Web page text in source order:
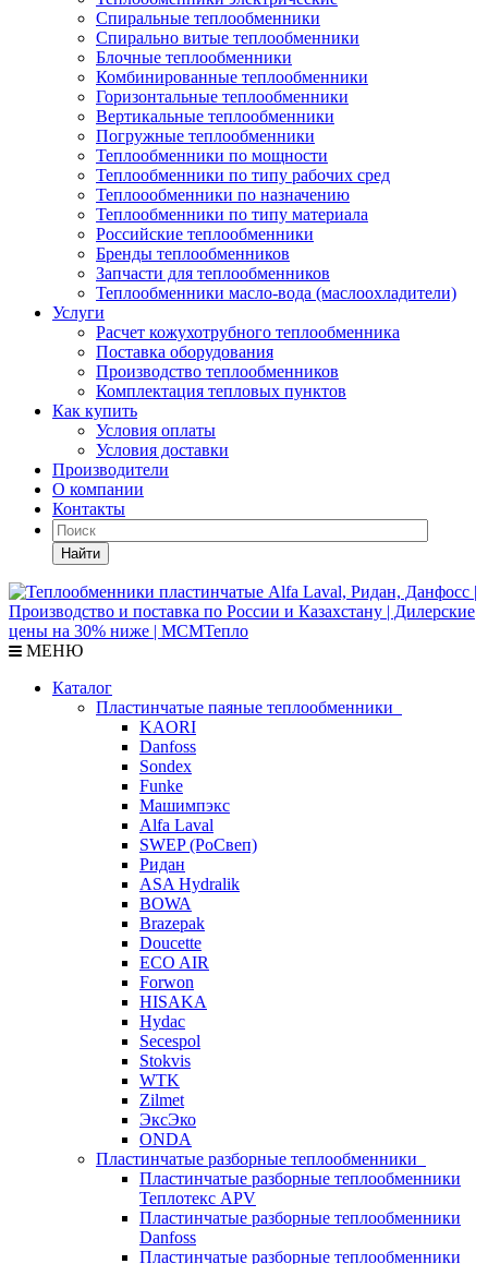
Спиральные теплообменники
Спирально витые теплообменники
Блочные теплообменники
Комбинированные теплообменники
Горизонтальные теплообменники
Вертикальные теплообменники
Погружные теплообменники
Теплообменники по мощности
Теплообменники по типу рабочих сред
Теплоообменники по назначению
Теплообменники по типу материала
Российские теплообменники
Бренды теплообменников
Запчасти для теплообменников
Теплообменники масло-вода (маслоохладители)
Услуги
Расчет кожухотрубного теплообменника
Поставка оборудования
Производство теплообменников
Комплектация тепловых пунктов
Как купить
Условия оплаты
Условия доставки
Производители
О компании
Контакты
Найти
МЕНЮ
Каталог
Пластинчатые паяные теплообменники
KAORI
Danfoss
Sondex
Funke
Машимпэкс
Alfa Laval
SWEP (РоСвеп)
Ридан
ASA Hydralik
BOWA
Brazepak
Doucette
ECO AIR
Forwon
HISAKA
Hydac
Secespol
Stokvis
WTK
Zilmet
ЭксЭко
ONDA
Пластинчатые разборные теплообменники
Пластинчатые разборные теплообменники
Теплотекс APV
Пластинчатые разборные теплообменники
Danfoss
Пластинчатые разборные теплообменники